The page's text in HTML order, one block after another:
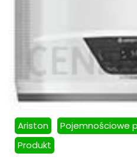
Ariston
Pojemnościowe
Produkt